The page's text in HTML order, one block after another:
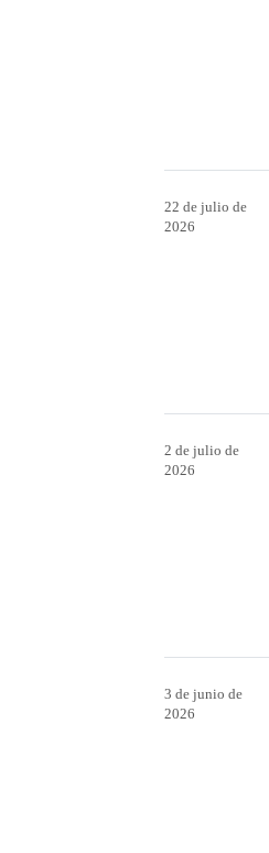
22 de julio de
2026
2 de julio de
2026
3 de junio de
2026